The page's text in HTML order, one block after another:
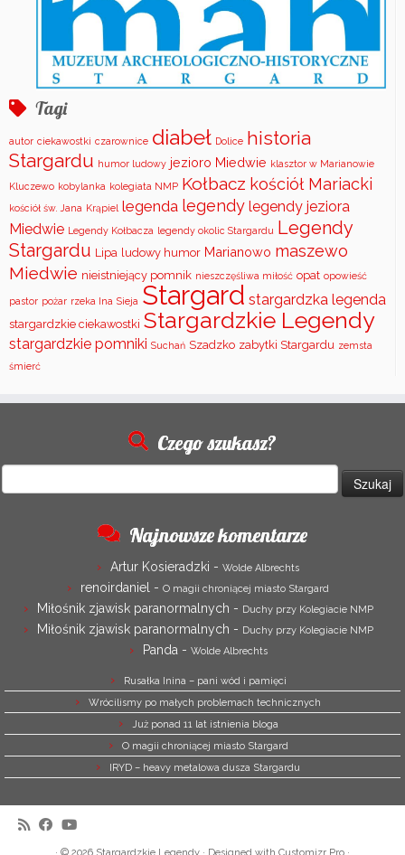
Tagi
autor ciekawostki czarownice diabeł Dolice historia
Stargardu humor ludowy jezioro Miedwie klasztor w Marianowie
Kluczewo kobylanka kolegiata NMP Kołbacz kościół Mariacki
kościół św. Jana Krąpiel legenda legendy legendy jeziora
Miedwie Legendy Kołbacza legendy okolic Stargardu Legendy
Stargardu Lipa ludowy humor Marianowo maszewo
Miedwie nieistniejący pomnik nieszczęśliwa miłość opat opowieść
pastor pożar rzeka Ina Sieja Stargard stargardzka legenda
stargardzkie ciekawostki Stargardzkie Legendy
stargardzkie pomniki Suchań Szadzko zabytki Stargardu zemsta
śmierć
Czego szukasz?
Najnowsze komentarze
Artur Kosieradzki - Wolde Albrechts
renoirdaniel - O magii chroniącej miasto Stargard
Miłośnik zjawisk paranormalnych - Duchy przy Kolegiacie NMP
Miłośnik zjawisk paranormalnych - Duchy przy Kolegiacie NMP
Panda - Wolde Albrechts
Rusałka Inina – pani wód i pamięci
Wrócilismy po małych problemach technicznych
Już ponad 11 lat istnienia bloga
O magii chroniącej miasto Stargard
IRYD – heavy metalowa dusza Stargardu
· © 2026 Stargardzkie Legendy · Designed with Customizr Pro ·